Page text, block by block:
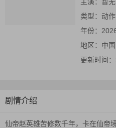
类型： 动
年份：
地区： 中
更新时间：
剧情介绍
仙帝赵英雄苦修数千年，卡在仙帝